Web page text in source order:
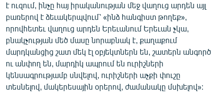
է ուզում, ինչը հայ իրականության մեջ վաղուց արդեն այլ
բառերով է ձեւակերպվում՝ «ինձ հանգիստ թողեք»,
որովհետեւ վաղուց արդեն Երեւանում Երեւան չկա,
բնակչության մեծ մասը նորաբնակ է, քաղաքում
մարդկանցից շատ մեկ էլ օբյեկտներն են, շատերն անգործ
ու անփող են, մարդիկ ապրում են ուրիշների
կենսագրությամբ սնվելով, ուրիշների աչքի փուշը
տեսնելով, մակերեսային օրերով, ժամանակը մսխելով»: